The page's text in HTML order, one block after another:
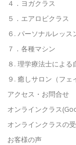
４．ヨガクラス
５．エアロビクラス
６. パーソナルレッス
７．各種マシン
８. 理学療法士によ
９. 癒しサロン（フェ
アクセス・お問合せ
オンラインクラス
オンラインクラスの
お客様の声